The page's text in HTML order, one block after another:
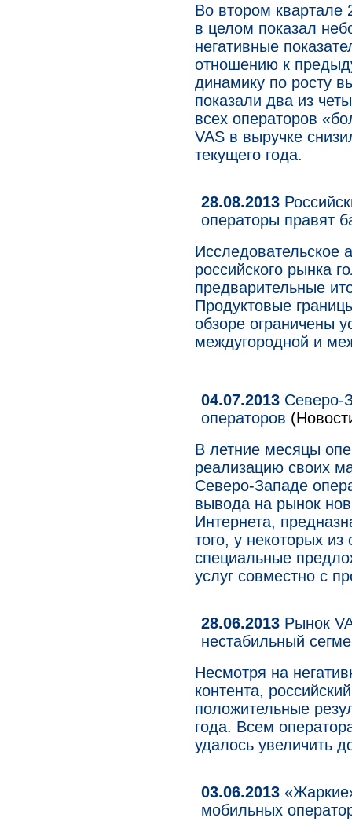
Во втором квартале
в целом показал
негативные
отношению к
динамику по росту
показали два из
всех операторов
VAS в выручке
текущего года.
28.08.2013
операторы правят
Исследовательское
российского рынка
предварительные
Продуктовые
обзоре ограничены
междугородной и
04.07.2013 Северо-
операторов
В летние месяцы
реализацию своих
Северо-Западе
вывода на рынок
Интернета,
того, у некоторых
специальные
услуг совместно с
28.06.2013 Рынок
нестабильный
Несмотря на
контента,
положительные
года. Всем
удалось увеличить
03.06.2013
мобильных